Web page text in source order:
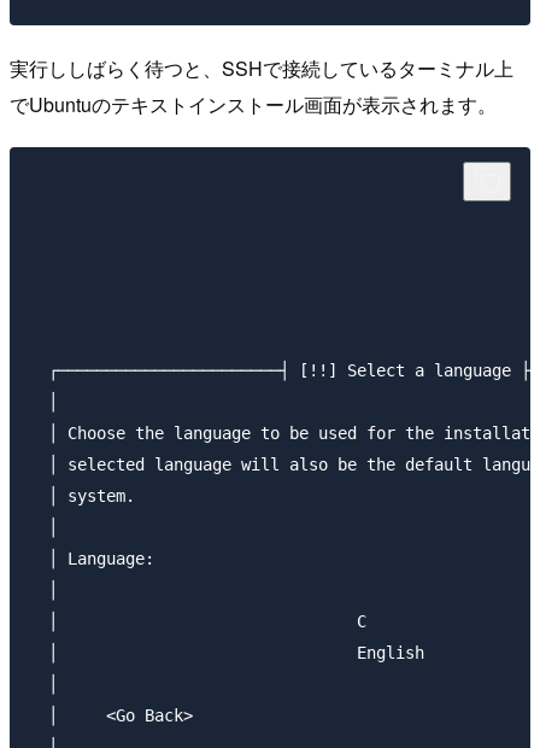
実行ししばらく待つと、SSHで接続しているターミナル上
でUbuntuのテキストインストール画面が表示されます。
┌───────────────────────┤ [!!] Select a language
│ Choose the language to be used for the
│ selected language will also be the default
│ system.
│ Language:
│                               C
│                               English
│     <Go Back>